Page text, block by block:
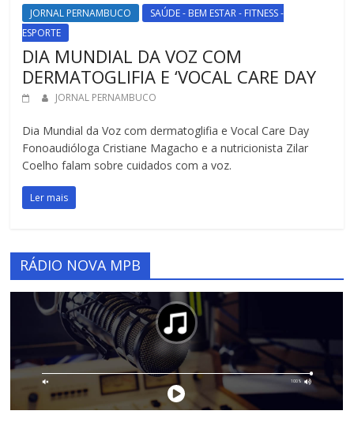
JORNAL PERNAMBUCO
SAÚDE - BEM ESTAR - FITNESS -
ESPORTE
DIA MUNDIAL DA VOZ COM
DERMATOGLIFIA E ‘VOCAL CARE DAY
JORNAL PERNAMBUCO
Dia Mundial da Voz com dermatoglifia e Vocal Care Day
Fonoaudióloga Cristiane Magacho e a nutricionista Zilar
Coelho falam sobre cuidados com a voz.
Ler mais
RÁDIO NOVA MPB